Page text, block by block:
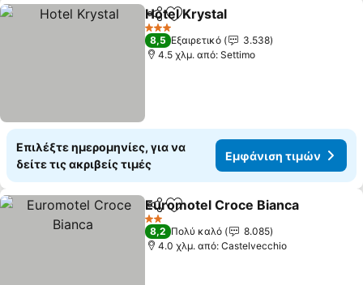
Κοινοποίηση
Προσθήκη στα αγαπημένα
Hotel Krystal
3 Αστέρια
8,5 Εξαιρετικό
3.538
4.5 χλμ. από: Settimo
Επιλέξτε ημερομηνίες, για να
δείτε τις ακριβείς τιμές
Εμφάνιση τιμών
Κοινοποίηση
Προσθήκη στα αγαπημένα
Euromotel Croce Bianca
2 Αστέρια
8,2 Πολύ καλό
8.085
4.0 χλμ. από: Castelvecchio